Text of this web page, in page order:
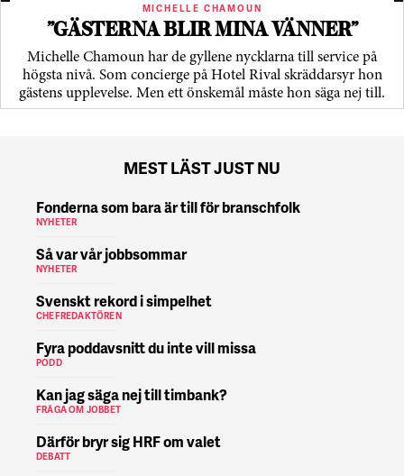
MICHELLE CHAMOUN
”GÄSTERNA BLIR MINA VÄNNER”
Michelle Chamoun har de gyllene nycklarna till service på
högsta nivå. Som concierge på Hotel Rival skräddarsyr hon
gästens upp­levelse. Men ett önskemål måste hon säga nej till.
MEST LÄST JUST NU
Fonderna som bara är till för branschfolk
NYHETER
Så var vår jobbsommar
NYHETER
Svenskt rekord i simpelhet
CHEFREDAKTÖREN
Fyra poddavsnitt du inte vill missa
PODD
Kan jag säga nej till timbank?
FRÅGA OM JOBBET
Därför bryr sig HRF om valet
DEBATT